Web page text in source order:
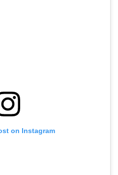
on Instagram